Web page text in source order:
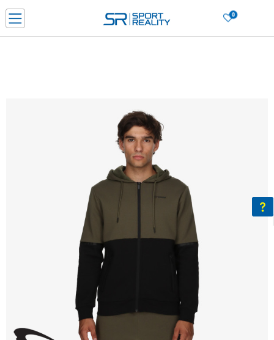
0
ДОЗНАЈ ПОВЕЌЕ
Ценовник
ДОЗНАЈ ПОВЕЌЕ